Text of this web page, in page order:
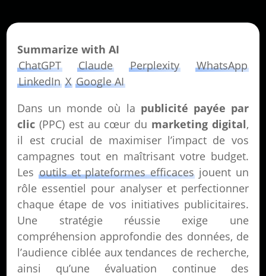
Summarize with AI
ChatGPT
Claude Perplexity
WhatsApp
LinkedIn X Google AI
Dans un monde où la publicité payée par
clic (PPC) est au cœur du marketing digital,
il est crucial de maximiser l’impact de vos
campagnes tout en maîtrisant votre budget.
Les outils et plateformes efficaces jouent un
rôle essentiel pour analyser et perfectionner
chaque étape de vos initiatives publicitaires.
Une stratégie réussie exige une
compréhension approfondie des données, de
l’audience ciblée aux tendances de recherche,
ainsi qu’une évaluation continue des